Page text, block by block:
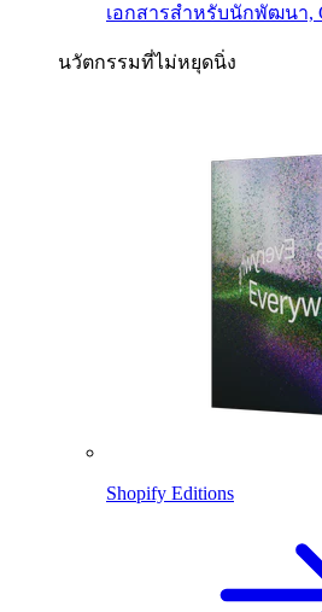
เอกสารสำหรับนักพัฒนา,
นวัตกรรมที่ไม่หยุดนิ่ง
Shopify Editions